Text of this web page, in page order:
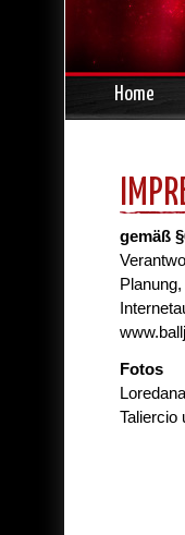
Navigation
überspringen
Home
gemäß
Fotos
Taliercio